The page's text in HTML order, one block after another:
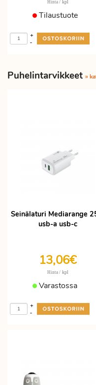
Hinta / kpl
Tilaustuote
-
+
Puhelintarvikkeet »
Seinälaturi Mediarange
usb-a usb-c
13,06€
Hinta / kpl
Varastossa
-
+